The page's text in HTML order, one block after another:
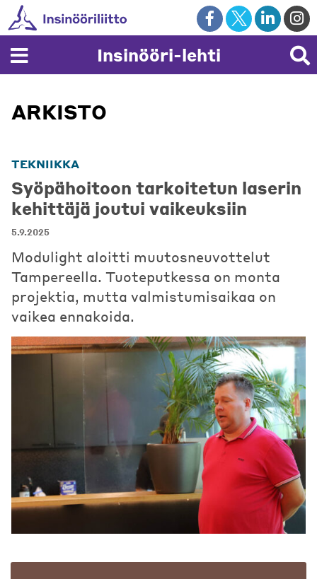
Skip
to
content
Insinööri-lehti
ARKISTO
TEKNIIKKA
Syöpähoitoon tarkoitetun laserin
kehittäjä joutui vaikeuksiin
5.9.2025
Modulight aloitti muutosneuvottelut
Tampereella. Tuoteputkessa on monta
projektia, mutta valmistumisaikaa on
vaikea ennakoida.